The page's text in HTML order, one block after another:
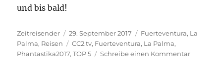
und bis bald!
Autor
Zeitreisender
Veröffentlicht
am
29. September 2017 Kategorien
Fuerteventura, La
Palma, Reisen Schlagwörter
CC2.tv, Fuerteventura, La Palma,
Phantastika2017,TOP 5 Schreibe einen Kommentarzu